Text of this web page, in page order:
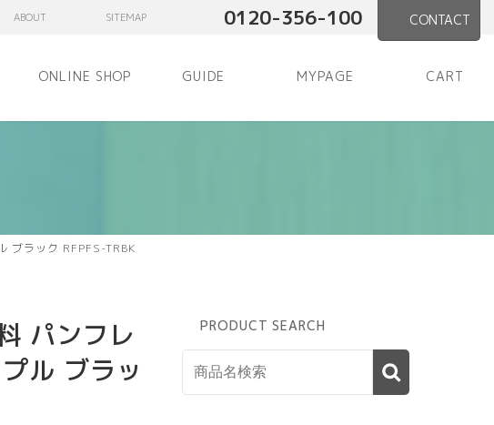
ABOUT SITEMAP 0120-356-100 CONTACT
ONLINE SHOP GUIDE MYPAGE CART
ブラック RFPFS-TRBK
パンフレ
ル ブラッ
PRODUCT SEARCH